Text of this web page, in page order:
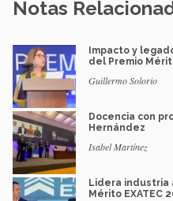
Notas
Impacto y
del Premio
Guillermo Solorio
Docencia con
Hernández
Isabel Martínez
Lidera industria
Mérito EXATEC